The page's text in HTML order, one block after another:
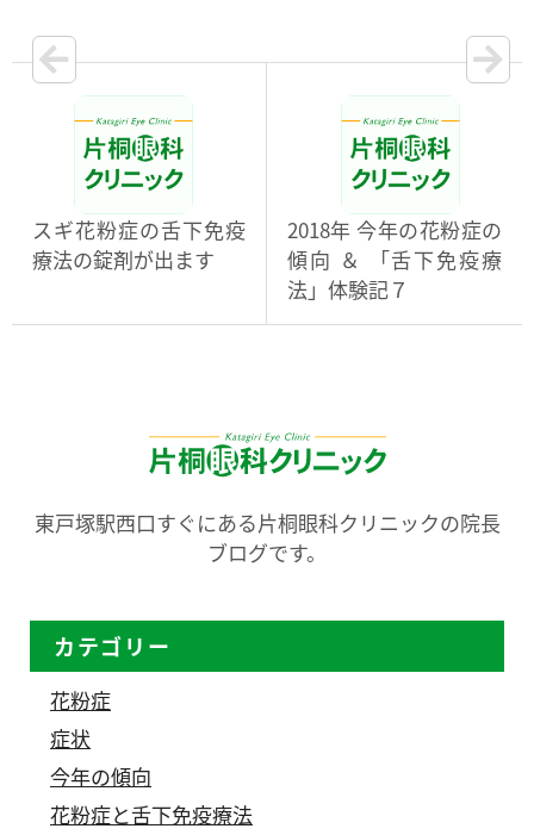
スギ花粉症の舌下免疫
療法の錠剤が出ます
2018年 今年の花粉症の
傾向 ＆ 「舌下免疫療
法」体験記７
東戸塚駅西口すぐにある片桐眼科クリニックの院長
ブログです。
カテゴリー
花粉症
症状
今年の傾向
花粉症と舌下免疫療法